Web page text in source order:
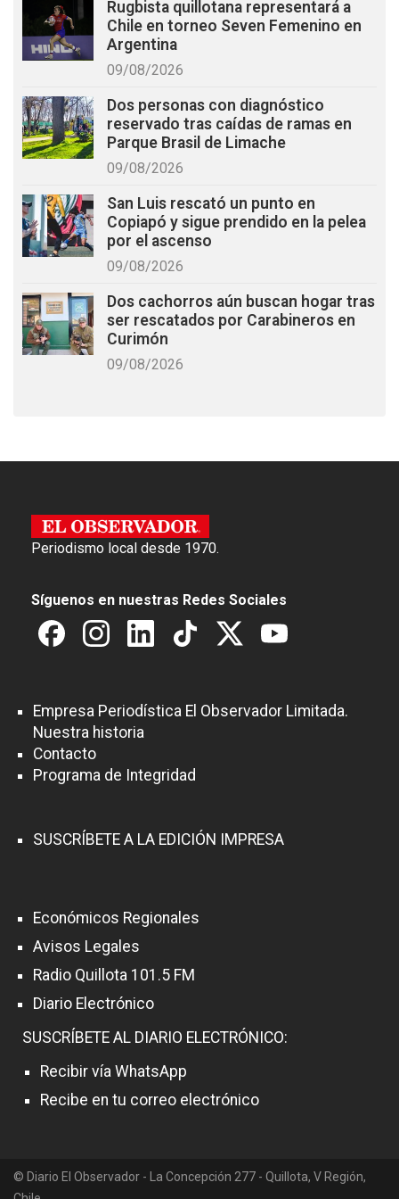
Rugbista quillotana representará a
Chile en torneo Seven Femenino en
Argentina
09/08/2026
Dos personas con diagnóstico
reservado tras caídas de ramas en
Parque Brasil de Limache
09/08/2026
San Luis rescató un punto en
Copiapó y sigue prendido en la pelea
por el ascenso
09/08/2026
Dos cachorros aún buscan hogar tras
ser rescatados por Carabineros en
Curimón
09/08/2026
Periodismo local desde 1970.
Síguenos en nuestras Redes Sociales
Empresa Periodística El Observador Limitada.
Nuestra historia
Contacto
Programa de Integridad
SUSCRÍBETE A LA EDICIÓN IMPRESA
Económicos Regionales
Avisos Legales
Radio Quillota 101.5 FM
Diario Electrónico
SUSCRÍBETE AL DIARIO ELECTRÓNICO:
Recibir vía WhatsApp
Recibe en tu correo electrónico
© Diario El Observador - La Concepción 277 - Quillota, V Región,